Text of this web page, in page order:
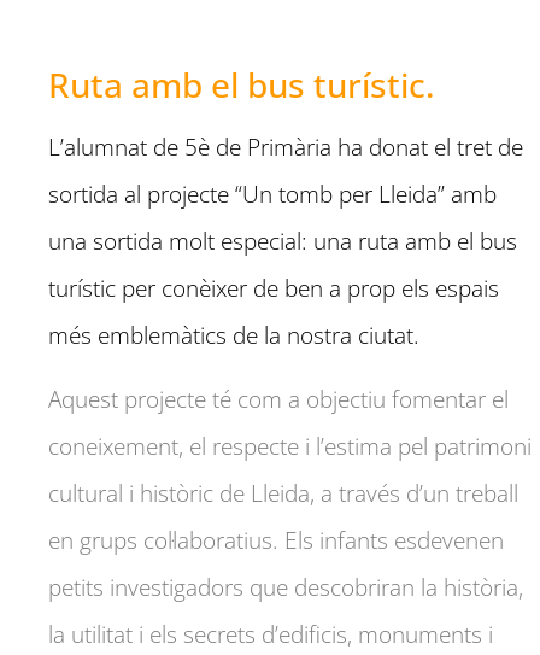
Ruta amb el bus turístic.
L’alumnat de 5è de Primària ha donat el tret de
sortida al projecte “Un tomb per Lleida” amb
una sortida molt especial: una ruta amb el bus
turístic per conèixer de ben a prop els espais
més emblemàtics de la nostra ciutat.
Aquest projecte té com a objectiu fomentar el
coneixement, el respecte i l’estima pel patrimoni
cultural i històric de Lleida, a través d’un treball
en grups col·laboratius. Els infants esdevenen
petits investigadors que descobriran la història,
la utilitat i els secrets d’edificis, monuments i